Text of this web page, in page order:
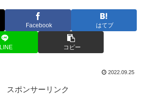
Facebook はてブ
LINE コピー
2022.09.25
スポンサーリンク